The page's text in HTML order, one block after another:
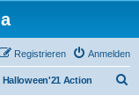
Anmelden
Registrieren
Halloween'21 Action